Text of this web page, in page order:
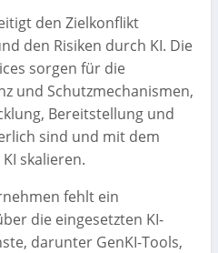
den Zielkonflikt
den Risiken durch KI. Die
sorgen für die
und Schutzmechanismen,
Bereitstellung und
sind und mit dem
skalieren.
fehlt ein
die eingesetzten KI-
darunter GenKI-Tools,